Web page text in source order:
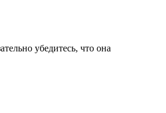
убедитесь, что она